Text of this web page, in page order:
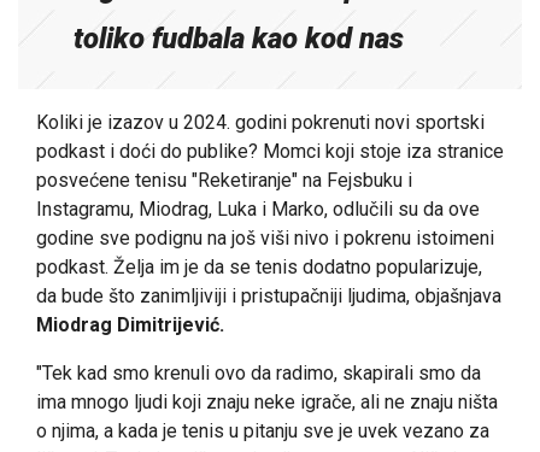
toliko fudbala kao kod nas
Koliki je izazov u 2024. godini pokrenuti novi sportski
podkast i doći do publike? Momci koji stoje iza stranice
posvećene tenisu "Reketiranje" na Fejsbuku i
Instagramu, Miodrag, Luka i Marko, odlučili su da ove
godine sve podignu na još viši nivo i pokrenu istoimeni
podkast. Želja im je da se tenis dodatno popularizuje,
da bude što zanimljiviji i pristupačniji ljudima, objašnjava
Miodrag Dimitrijević.
"Tek kad smo krenuli ovo da radimo, skapirali smo da
ima mnogo ljudi koji znaju neke igrače, ali ne znaju ništa
o njima, a kada je tenis u pitanju sve je uvek vezano za